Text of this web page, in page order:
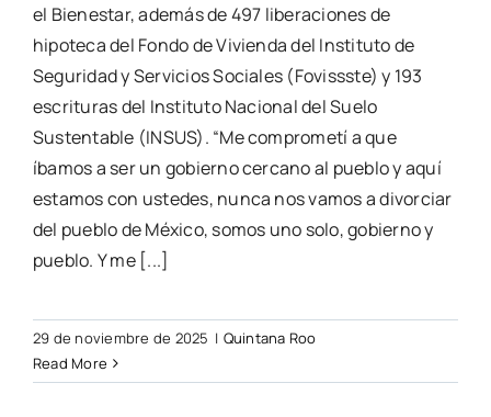
el Bienestar, además de 497 liberaciones de
hipoteca del Fondo de Vivienda del Instituto de
Seguridad y Servicios Sociales (Fovissste) y 193
escrituras del Instituto Nacional del Suelo
Sustentable (INSUS). “Me comprometí a que
íbamos a ser un gobierno cercano al pueblo y aquí
estamos con ustedes, nunca nos vamos a divorciar
del pueblo de México, somos uno solo, gobierno y
pueblo. Y me [...]
29 de noviembre de 2025 | Quintana Roo
Read More